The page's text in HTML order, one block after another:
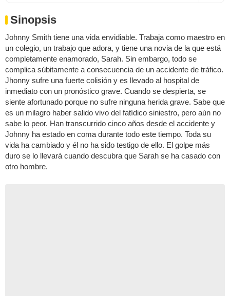
Sinopsis
Johnny Smith tiene una vida envidiable. Trabaja como maestro en
un colegio, un trabajo que adora, y tiene una novia de la que está
completamente enamorado, Sarah. Sin embargo, todo se
complica súbitamente a consecuencia de un accidente de tráfico.
Jhonny sufre una fuerte colisión y es llevado al hospital de
inmediato con un pronóstico grave. Cuando se despierta, se
siente afortunado porque no sufre ninguna herida grave. Sabe que
es un milagro haber salido vivo del fatídico siniestro, pero aún no
sabe lo peor. Han transcurrido cinco años desde el accidente y
Johnny ha estado en coma durante todo este tiempo. Toda su
vida ha cambiado y él no ha sido testigo de ello. El golpe más
duro se lo llevará cuando descubra que Sarah se ha casado con
otro hombre.